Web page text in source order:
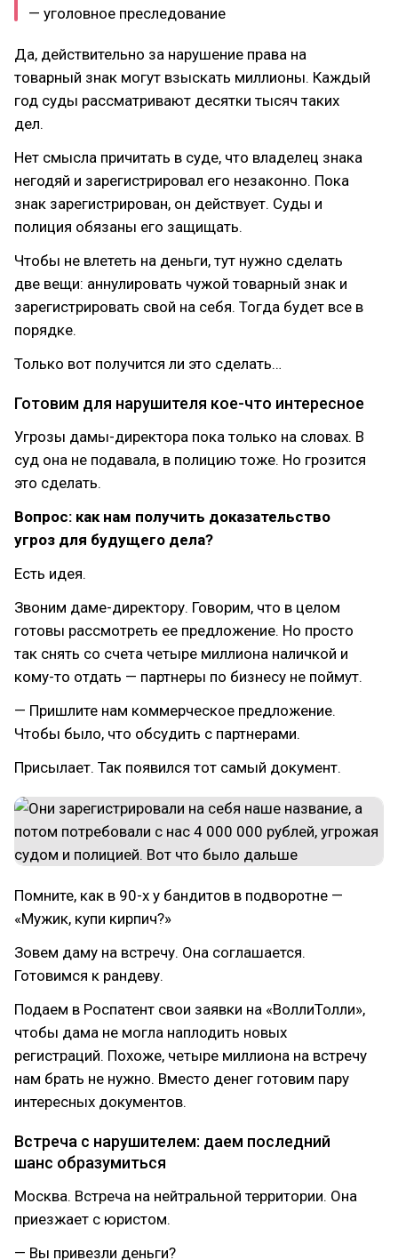
— уголовное преследование
Да, действительно за нарушение права на
товарный знак могут взыскать миллионы. Каждый
год суды рассматривают десятки тысяч таких
дел.
Нет смысла причитать в суде, что владелец знака
негодяй и зарегистрировал его незаконно. Пока
знак зарегистрирован, он действует. Суды и
полиция обязаны его защищать.
Чтобы не влететь на деньги, тут нужно сделать
две вещи: аннулировать чужой товарный знак и
зарегистрировать свой на себя. Тогда будет все в
порядке.
Только вот получится ли это сделать…
Готовим для нарушителя кое-что интересное
Угрозы дамы-директора пока только на словах. В
суд она не подавала, в полицию тоже. Но грозится
это сделать.
Вопрос: как нам получить доказательство
угроз для будущего дела?
Есть идея.
Звоним даме-директору. Говорим, что в целом
готовы рассмотреть ее предложение. Но просто
так снять со счета четыре миллиона наличкой и
кому-то отдать — партнеры по бизнесу не поймут.
— Пришлите нам коммерческое предложение.
Чтобы было, что обсудить с партнерами.
Присылает. Так появился тот самый документ.
Помните, как в 90-х у бандитов в подворотне —
«Мужик, купи кирпич?»
Зовем даму на встречу. Она соглашается.
Готовимся к рандеву.
Подаем в Роспатент свои заявки на «ВоллиТолли»,
чтобы дама не могла наплодить новых
регистраций. Похоже, четыре миллиона на встречу
нам брать не нужно. Вместо денег готовим пару
интересных документов.
Встреча с нарушителем: даем последний
шанс образумиться
Москва. Встреча на нейтральной территории. Она
приезжает с юристом.
— Вы привезли деньги?